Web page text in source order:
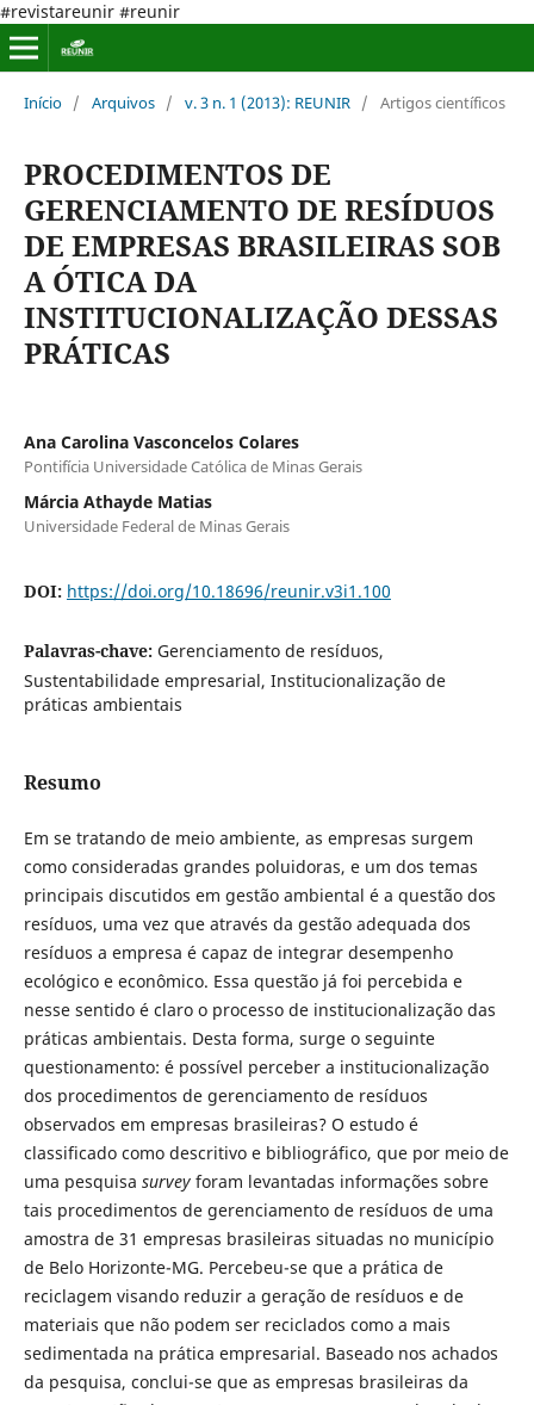
#revistareunir #reunir
Início / Arquivos / v. 3 n. 1 (2013): REUNIR / Artigos científicos
PROCEDIMENTOS DE
GERENCIAMENTO DE RESÍDUOS
DE EMPRESAS BRASILEIRAS SOB
A ÓTICA DA
INSTITUCIONALIZAÇÃO DESSAS
PRÁTICAS
Ana Carolina Vasconcelos Colares
Pontifícia Universidade Católica de Minas Gerais
Márcia Athayde Matias
Universidade Federal de Minas Gerais
DOI: https://doi.org/10.18696/reunir.v3i1.100
Palavras-chave: Gerenciamento de resíduos,
Sustentabilidade empresarial, Institucionalização de
práticas ambientais
Resumo
Em se tratando de meio ambiente, as empresas surgem
como consideradas grandes poluidoras, e um dos temas
principais discutidos em gestão ambiental é a questão dos
resíduos, uma vez que através da gestão adequada dos
resíduos a empresa é capaz de integrar desempenho
ecológico e econômico. Essa questão já foi percebida e
nesse sentido é claro o processo de institucionalização das
práticas ambientais. Desta forma, surge o seguinte
questionamento: é possível perceber a institucionalização
dos procedimentos de gerenciamento de resíduos
observados em empresas brasileiras? O estudo é
classificado como descritivo e bibliográfico, que por meio de
uma pesquisa surveyforam levantadas informações sobre
tais procedimentos de gerenciamento de resíduos de uma
amostra de 31 empresas brasileiras situadas no município
de Belo Horizonte-MG. Percebeu-se que a prática de
reciclagem visando reduzir a geração de resíduos e de
materiais que não podem ser reciclados como a mais
sedimentada na prática empresarial. Baseado nos achados
da pesquisa, conclui-se que as empresas brasileiras da